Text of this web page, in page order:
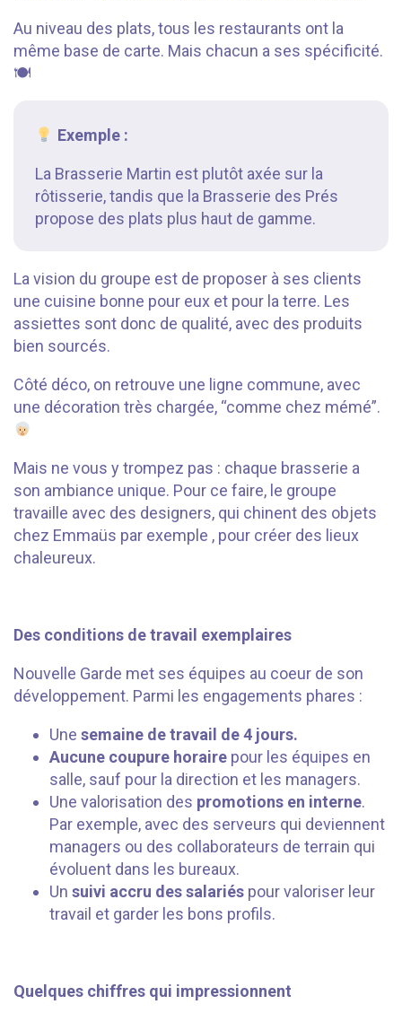
Au niveau des plats, tous les restaurants ont la
même base de carte. Mais chacun a ses spécificité.
🍽
Exemple :
La Brasserie Martin est plutôt axée sur la
rôtisserie, tandis que la Brasserie des Prés
propose des plats plus haut de gamme.
La vision du groupe est de proposer à ses clients
une cuisine bonne pour eux et pour la terre. Les
assiettes sont donc de qualité, avec des produits
bien sourcés.
Côté déco, on retrouve une ligne commune, avec
une décoration très chargée, “comme chez mémé”.
Mais ne vous y trompez pas : chaque brasserie a
son ambiance unique. Pour ce faire, le groupe
travaille avec des designers, qui chinent des objets
chez Emmaüs par exemple , pour créer des lieux
chaleureux.
Des conditions de travail exemplaires
Nouvelle Garde met ses équipes au coeur de son
développement. Parmi les engagements phares :
Une semaine de travail de 4 jours.
Aucune coupure horaire pour les équipes en
salle, sauf pour la direction et les managers.
Une valorisation des promotions en interne.
Par exemple, avec des serveurs qui deviennent
managers ou des collaborateurs de terrain qui
évoluent dans les bureaux.
Un suivi accru des salariés pour valoriser leur
travail et garder les bons profils.
Quelques chiffres qui impressionnent